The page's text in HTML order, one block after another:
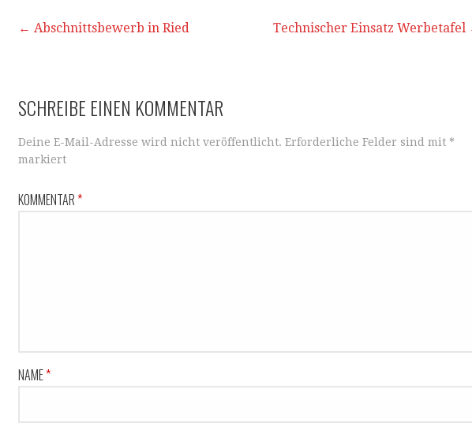
p
o
o
Beitrags-
Navigation
← Abschnittsbewerb in Ried Technischer Einsatz
SCHREIBE EINEN KOMMENTAR
Deine E-Mail-Adresse wird nicht veröffentlicht. Erforderliche Felder sind mit *
markiert
KOMMENTAR*
NAME*